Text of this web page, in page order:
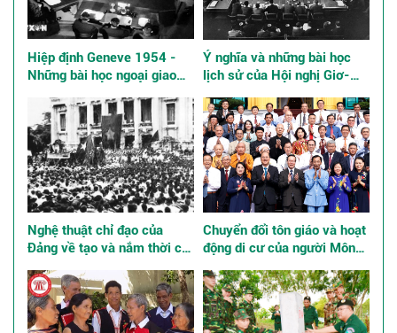
Hiệp định Geneve 1954 -
Những bài học ngoại giao
Ý nghĩa và những bài học
lịch sử của Hội nghị Giơ-
1954
Nghệ thuật chỉ đạo của
Đảng về tạo và nắm thời cơ,
mạng Tháng Tám năm 1945
Chuyển đổi tôn giáo và hoạt
động di cư của người Mông